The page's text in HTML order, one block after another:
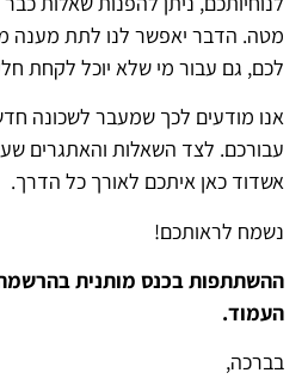
מטה. הדבר יאפשר לנו לתת מענה
לכם, גם עבור מי שלא יוכל לקחת
אנו מודעים לכך שמעבר לשכונה
עבורכם. לצד השאלות והאתגרים
אשדוד כאן איתכם לאורך כל הדרך.
נשמח לראותכם!
ההשתתפות בכנס מותנית
העמוד.
בברכה,